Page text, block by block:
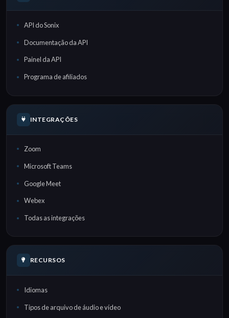
API do Sonix
Documentação da API
Painel da API
Programa de afiliados
INTEGRAÇÕES
Zoom
Microsoft Teams
Google Meet
Webex
Todas as integrações
RECURSOS
Idiomas
Tipos de arquivo de áudio e vídeo